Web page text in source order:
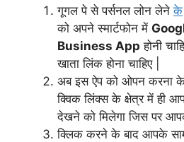
गूगल पे से पर्सनल लोन लेनेके
को अपने स्मार्टफोन में
Business App होनी
खाता लिंक होना चाहिए |
अब इस ऐप को ओपन करना
क्विक लिंक्स के क्षेत्र में ही
देखने को मिलेगा जिस पर
क्लिक करने के बाद आपके